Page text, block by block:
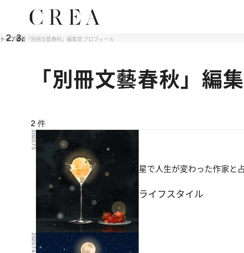
トップ著者 「別冊文藝春秋」編集部 プロフィール
「別冊文藝春秋」編
2 件
2020.7.5
星で人生が変わった作家と
ライフスタイル
2020.7.4